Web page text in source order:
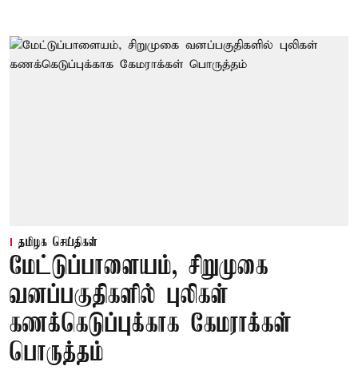
தமிழக செய்திகள்
மேட்டுப்பாளையம், சிறுமுகை
வனப்பகுதிகளில் புலிகள்
கணக்கெடுப்புக்காக கேமராக்கள்
பொருத்தம்